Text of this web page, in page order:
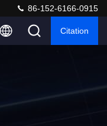
86-152-6166-0915
Citation